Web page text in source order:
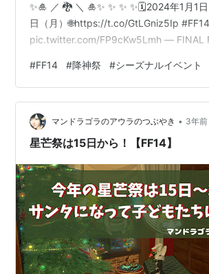
✨🎍 ／ 🐉 ＼ 🎍✨ ✨ ✨ ✨🗓️2024年1月1
日（月）🌐https://t.co/GtLGniz5Ip #FF14
pic.twitter.com/FP9cKw5Lmh — FINAL
ページも出てきましたね！ あれ？イベン
いるこの方は…？？ 今回もリムサ・ロミ
を受注できます！ クエスト報酬はこち
ミ…
#FF14 #降神祭 #シーズナルイベント
マンドラゴラのアウラのつぶやき • 3年前
星芒祭は15日から！【FF14】